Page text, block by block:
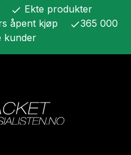
check Ekte produkter
åpent kjøp check365 000
kunder